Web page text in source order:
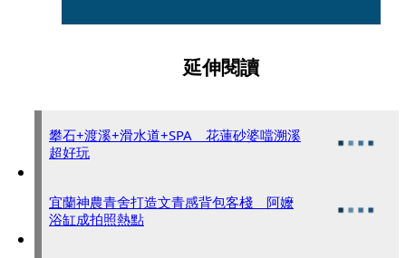
延伸閱讀
攀石+渡溪+滑水道+SPA 花蓮砂婆噹溯溪
超好玩
宜蘭神農青舍打造文青感背包客棧 阿嬤
浴缸成拍照熱點